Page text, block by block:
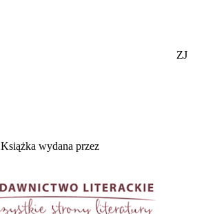
ZJ
Książka wydana przez